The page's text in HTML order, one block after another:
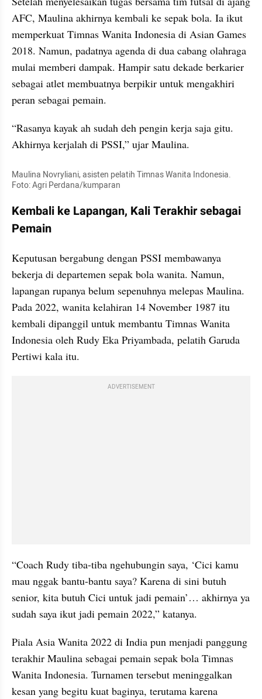
AFC, Maulina akhirnya kembali ke sepak bola. Ia ikut
memperkuat Timnas Wanita Indonesia di Asian Games
2018. Namun, padatnya agenda di dua cabang olahraga
mulai memberi dampak. Hampir satu dekade berkarier
sebagai atlet membuatnya berpikir untuk mengakhiri
peran sebagai pemain.
“Rasanya kayak ah sudah deh pengin kerja saja gitu.
Akhirnya kerjalah di PSSI,” ujar Maulina.
Maulina Novryliani, asisten pelatih Timnas Wanita Indonesia.
Foto: Agri Perdana/kumparan
Kembali ke Lapangan, Kali Terakhir sebagai
Pemain
Keputusan bergabung dengan PSSI membawanya
bekerja di departemen sepak bola wanita. Namun,
lapangan rupanya belum sepenuhnya melepas Maulina.
Pada 2022, wanita kelahiran 14 November 1987 itu
kembali dipanggil untuk membantu Timnas Wanita
Indonesia oleh Rudy Eka Priyambada, pelatih Garuda
Pertiwi kala itu.
ADVERTISEMENT
“Coach Rudy tiba-tiba ngehubungin saya, ‘Cici kamu
mau nggak bantu-bantu saya? Karena di sini butuh
senior, kita butuh Cici untuk jadi pemain’… akhirnya ya
sudah saya ikut jadi pemain 2022,” katanya.
Piala Asia Wanita 2022 di India pun menjadi panggung
terakhir Maulina sebagai pemain sepak bola Timnas
Wanita Indonesia. Turnamen tersebut meninggalkan
kesan yang begitu kuat baginya, terutama karena